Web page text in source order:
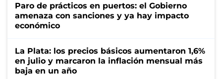
Paro de prácticos en puertos: el Gobierno
amenaza con sanciones y ya hay impacto
económico
La Plata: los precios básicos aumentaron 1,6%
en julio y marcaron la inflación mensual más
baja en un año